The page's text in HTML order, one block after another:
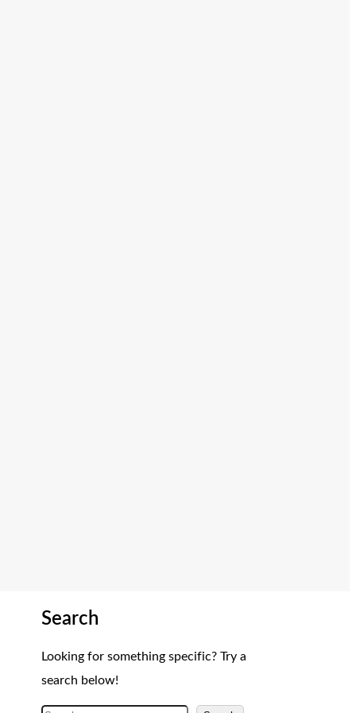
Search
Looking for something specific? Try a
search below!